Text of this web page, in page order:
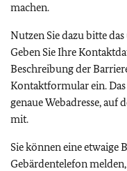
machen.
Nutzen Sie dazu bitte das
Geben Sie Ihre
Beschreibung der
Kontaktformular ein.
genaue Webadresse, auf
mit.
Sie können eine etwaige
Gebärdentelefon